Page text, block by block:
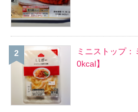
ミニストップ
0kcal】